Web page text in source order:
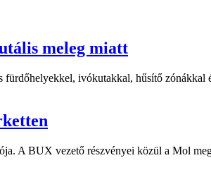
meleg miatt
ivókutakkal, hűsítő zónákkal
A BUX vezető részvényei közül a Mol